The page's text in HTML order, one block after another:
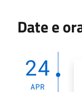
Date e
24
APR